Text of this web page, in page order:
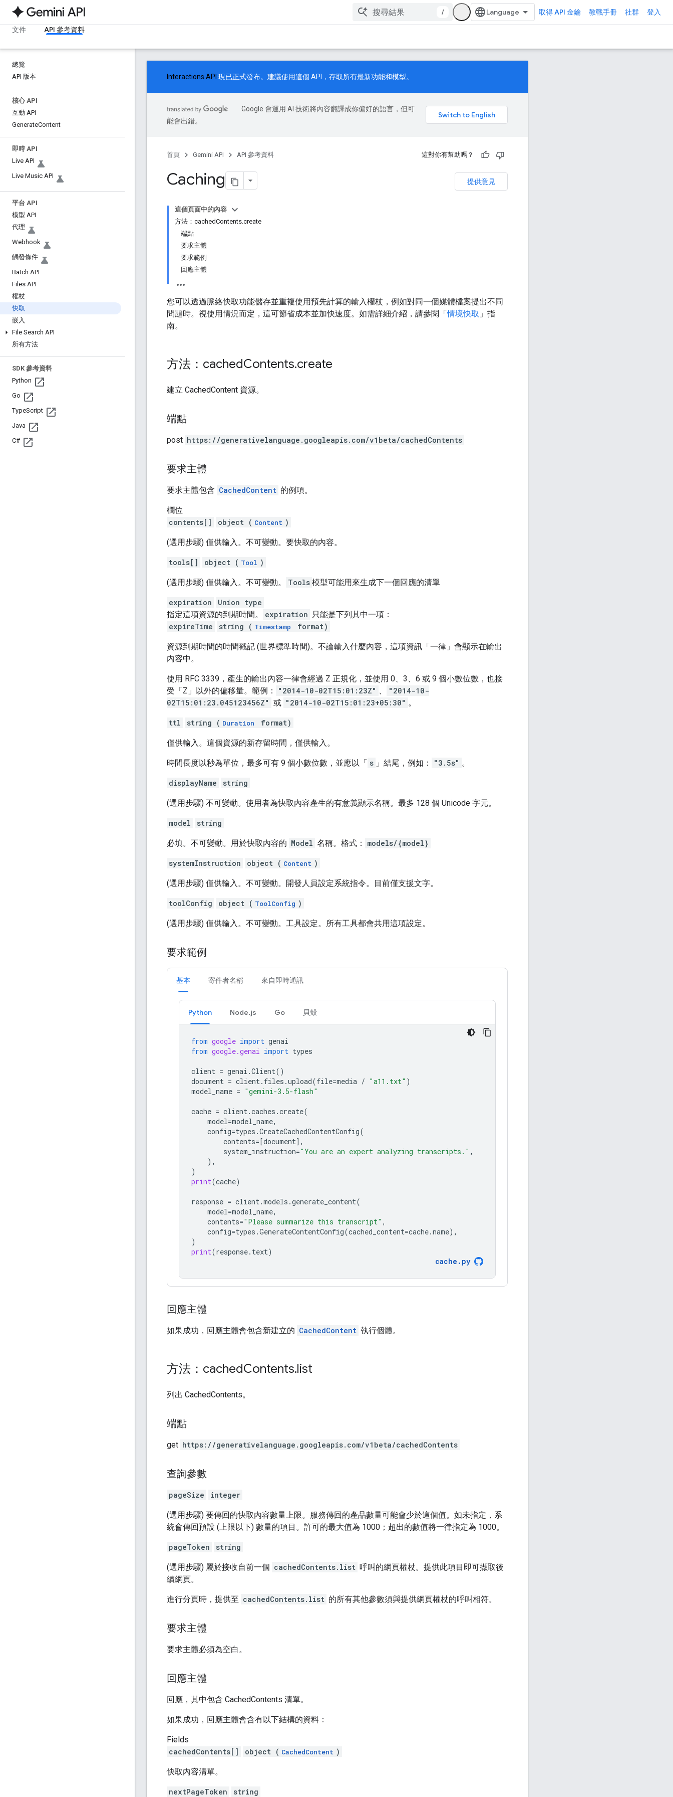
/ 取得 API 金鑰 教戰手冊 社群 登入
文件 API 參考資料
總覽
API 版本
核心 API
互動 API
GenerateContent
即時 API
Live API
Live Music API
平台 API
模型 API
代理
Webhook
觸發條件
Batch API
Files API
權杖
快取
嵌入
File Search API
所有方法
SDK 參考資料
Python
Go
TypeScript
Java
C#
Interactions API 現已正式發布。建議使用這個 API，存取所有最新功能和模型。
Google 會運用 AI 技術將內容翻譯成你偏好的語言，但可
能會出錯。
首頁 Gemini API API 參考資料 這對你有幫助嗎？
提供意見
Caching
這個頁面中的內容
方法：cachedContents.create
端點
要求主體
要求範例
回應主體
您可以透過脈絡快取功能儲存並重複使用預先計算的輸入權杖，例如對同一個媒體檔案提出不同
問題時。視使用情況而定，這可節省成本並加快速度。如需詳細介紹，請參閱「情境快取 」指
南。
方法：cachedContents.create
建立 CachedContent 資源。
端點
post https: / /generativelanguage.googleapis.com/v1beta/cachedContents
要求主體
要求主體包含 CachedContent 的例項。
欄位
contents[]
object ( Content )
(選用步驟) 僅供輸入。不可變動。要快取的內容。
tools[] object ( Tool )
(選用步驟) 僅供輸入。不可變動。 Tools 模型可能用來生成下一個回應的清單
expiration
Union type
指定這項資源的到期時間。
expiration 只能是下列其中一項：
expireTime
string ( Timestamp format)
資源到期時間的時間戳記 (世界標準時間)。不論輸入什麼內容，這項資訊「一律」 會顯示在輸出
內容中。
使用 RFC 3339，產生的輸出內容一律會經過 Z 正規化，並使用 0、3、6 或 9 個小數位數，也接
受「Z」以外的偏移量。範例：
"2014-10-02T15:01:23Z" 、
"2014-10-
02T15:01:23.045123456Z" 或 "2014-10-02T15:01:23+05:30" 。
ttl string ( Duration format)
僅供輸入。這個資源的新存留時間，僅供輸入。
時間長度以秒為單位，最多可有 9 個小數位數，並應以「 s 」結尾，例如： "3.5s" 。
displayName string
(選用步驟) 不可變動。使用者為快取內容產生的有意義顯示名稱。最多 128 個 Unicode 字元。
model string
必填。不可變動。用於快取內容的 Model 名稱。格式： models/{model}
systemInstruction object ( Content )
(選用步驟) 僅供輸入。不可變動。開發人員設定系統指令。目前僅支援文字。
toolConfig object ( ToolConfig )
(選用步驟) 僅供輸入。不可變動。工具設定。所有工具都會共用這項設定。
要求範例
基本 寄件者名稱 來自即時通訊
Python Node.js Go 貝殼
from google import genai
from google.genai import types
client = genai .Client()
document = client. files .upload(file=media / "a11.txt" )
model_name = "gemini-3.5-flash"
cache = client.caches .create(
model=model_name,
config=types .CreateCachedContentConfig(
contents=[document],
system_instruction="You are an expert analyzing transcripts." ,
),
)
print(cache)
response = client.models .generate_content(
model=model_name,
contents="Please summarize this transcript" ,
config=types .GenerateContentConfig(cached_content=cache.name),
)
print(response. text)
cache . py
回應主體
如果成功，回應主體會包含新建立的 CachedContent 執行個體。
方法：cachedContents.list
列出 CachedContents。
端點
get https: / /generativelanguage.googleapis.com/v1beta/cachedContents
查詢參數
pageSize integer
(選用步驟) 要傳回的快取內容數量上限。服務傳回的產品數量可能會少於這個值。如未指定，系
統會傳回預設 (上限以下) 數量的項目。許可的最大值為 1000；超出的數值將一律指定為 1000。
pageToken string
(選用步驟) 屬於接收自前一個 cachedContents.list 呼叫的網頁權杖。提供此項目即可擷取後
續網頁。
進行分頁時，提供至 cachedContents.list 的所有其他參數須與提供網頁權杖的呼叫相符。
要求主體
要求主體必須為空白。
回應主體
回應，其中包含 CachedContents 清單。
如果成功，回應主體會含有以下結構的資料：
Fields
cachedContents[]
object ( CachedContent )
快取內容清單。
nextPageToken string